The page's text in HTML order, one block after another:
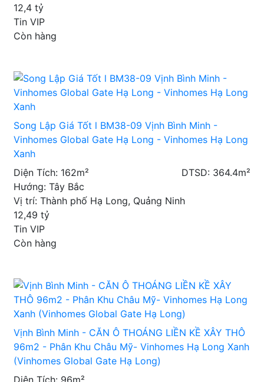
12,4 tỷ
Tin VIP
Còn hàng
Song Lập Giá Tốt l BM38-09 Vịnh Bình Minh -
Vinhomes Global Gate Hạ Long - Vinhomes Hạ Long
Xanh
Diện Tích: 162m²
DTSD: 364.4m²
Hướng: Tây Bắc
Vị trí: Thành phố Hạ Long, Quảng Ninh
12,49 tỷ
Tin VIP
Còn hàng
Vịnh Bình Minh - CĂN Ô THOÁNG LIỀN KỀ XÂY THÔ
96m2 - Phân Khu Châu Mỹ- Vinhomes Hạ Long Xanh
(Vinhomes Global Gate Hạ Long)
Diện Tích: 96m²